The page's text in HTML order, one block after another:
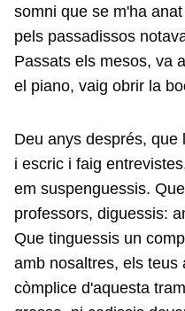
somni que se m'ha
pels passadissos
Passats els mesos, va
el piano, vaig obrir la
Deu anys després,
i escric i faig
em suspenguessis.
professors, diguessis:
Que tinguessis un
amb nosaltres, els teus
còmplice d'aquesta